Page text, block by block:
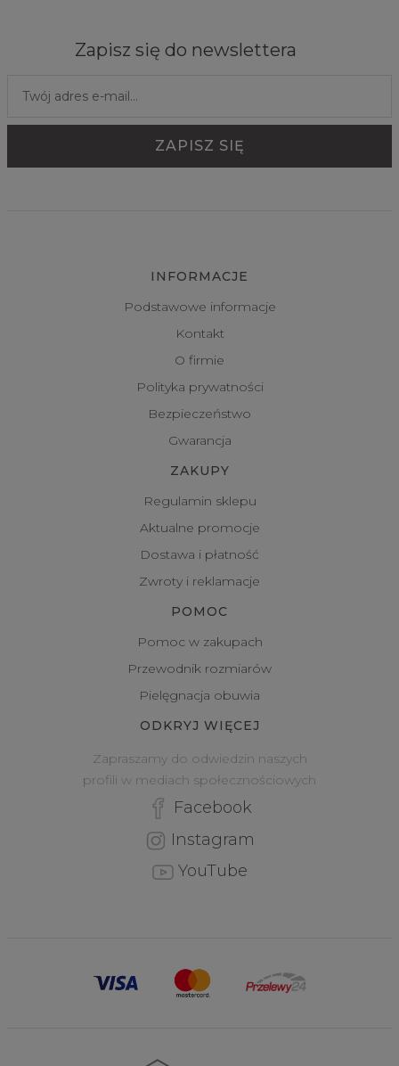
Zapisz się do newslettera
INFORMACJE
Podstawowe informacje
Kontakt
O firmie
Polityka prywatności
Bezpieczeństwo
Gwarancja
ZAKUPY
Regulamin sklepu
Aktualne promocje
Dostawa i płatność
Zwroty i reklamacje
POMOC
Pomoc w zakupach
Przewodnik rozmiarów
Pielęgnacja obuwia
ODKRYJ WIĘCEJ
Zapraszamy do odwiedzin naszych
profili w mediach społecznościowych
Facebook
Instagram
YouTube